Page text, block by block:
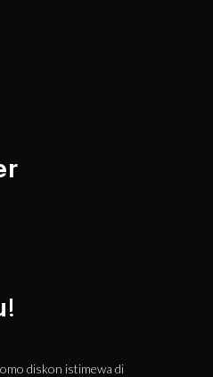
diskon istimewa di